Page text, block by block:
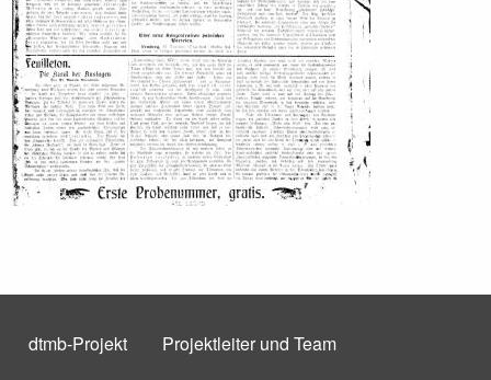
dtmb-Projekt Projektleiter und Team